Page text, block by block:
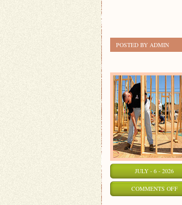
POSTED BY ADMIN
JULY - 6 - 2026
COMMENTS OFFON